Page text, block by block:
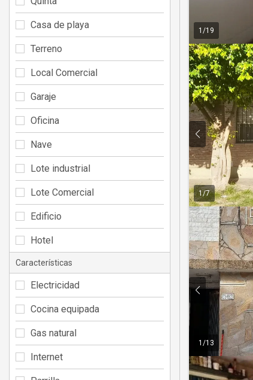
1 /19
1/7
1 /13
Casa de playa
Terreno
Local Comercial
Garaje
Oficina
Nave
Lote industrial
Lote Comercial
Edificio
Hotel
Características
Electricidad
Cocina equipada
Gas natural
Internet